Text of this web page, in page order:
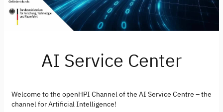
AI Service Center
Welcome to the openHPI Channel of the AI Service Centre – the
channel for Artificial Intelligence!